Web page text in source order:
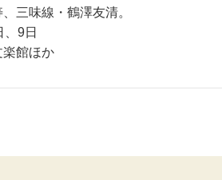
三味線・鶴澤友清。
、9日
楽館ほか